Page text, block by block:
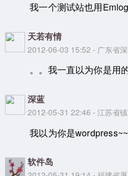
我一个测试站也用Emlog
天若有情
2012-06-03 15:52 - 广东省
。。我一直以为你是用
深蓝
2012-05-31 22:46 - 江苏省
我以为你是wordpress~~
软件岛